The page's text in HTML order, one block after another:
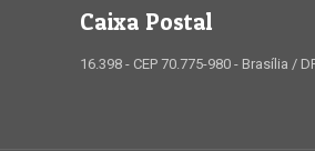
Caixa Postal
16.398 - CEP 70.775-980 - Brasília /